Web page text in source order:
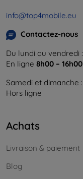
info@top4mobile.eu
Contactez-nous
Du lundi au vendredi :
En ligne 8h00 – 16h00
Samedi et dimanche :
Hors ligne
Achats
Livraison & paiement
Blog